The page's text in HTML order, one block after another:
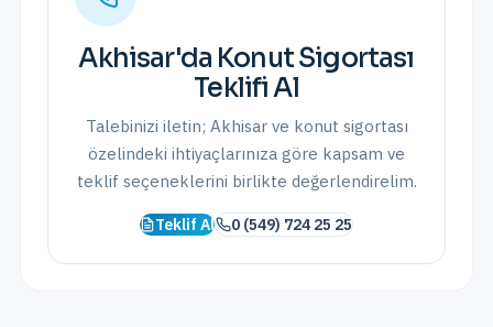
Akhisar'da Konut Sigortası
Teklifi Al
Talebinizi iletin; Akhisarve konut sigortası
özelindeki ihtiyaçlarınıza göre kapsam ve
teklif seçeneklerini birlikte değerlendirelim.
Teklif Al 0 (549) 724 25 25